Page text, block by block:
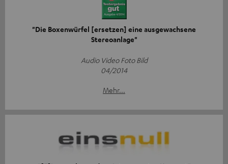
"Die Boxenwürfel [ersetzen] eine ausgewachsene
Stereoanlage"
Audio Video Foto Bild
04/2014
Mehr...